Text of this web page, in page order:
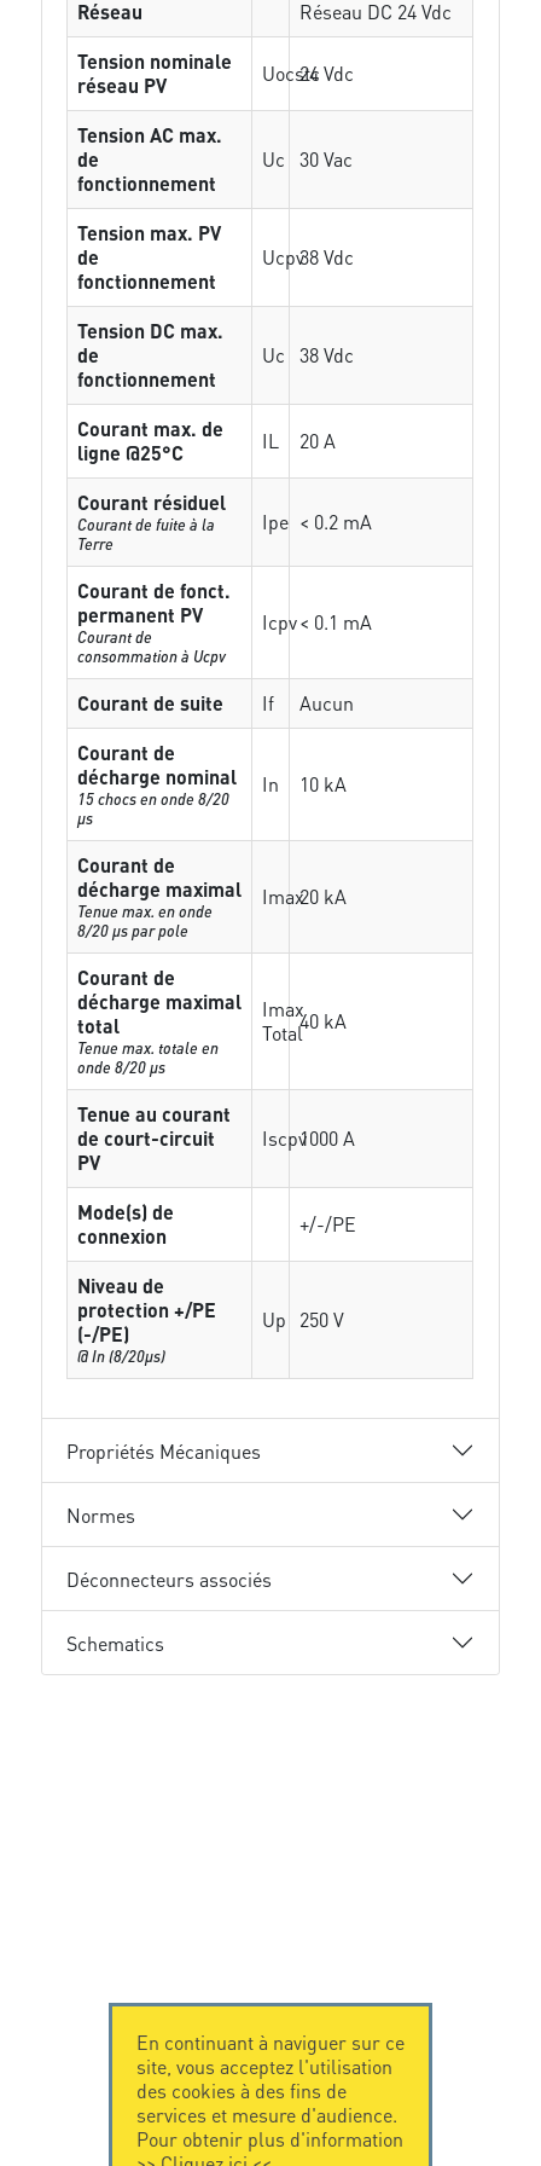
Réseau
Réseau DC 24 Vdc
Tension nominale
réseau PV
Uocstc24 Vdc
Tension AC max.
de
fonctionnement
Uc 30 Vac
Tension max. PV
de
fonctionnement
Ucpv38 Vdc
Tension DC max.
de
fonctionnement
Uc 38 Vdc
Courant max. de
ligne @25°C
IL 20 A
Courant résiduel
Courant de fuite à la
Terre
Ipe < 0.2 mA
Courant de fonct.
permanent PV
Courant de
consommation à Ucpv
Icpv< 0.1 mA
Courant de suite If
Aucun
Courant de
décharge nominal
15 chocs en onde 8/20
µs
In 10 kA
Courant de
décharge maximal
Tenue max. en onde
8/20 µs par pole
Imax20 kA
Courant de
décharge maximal
total
Tenue max. totale en
onde 8/20 µs
Imax
Total40 kA
Tenue au courant
de court-circuit
PV
Iscpv1000 A
Mode(s) de
connexion
+/-/PE
Niveau de
protection +/PE
(-/PE)
@ In (8/20µs)
Up 250 V
Propriétés Mécaniques
Normes
Déconnecteurs associés
Schematics
En continuant à naviguer sur ce
site, vous acceptez l'utilisation
des cookies à des fins de
services et mesure d'audience.
Pour obtenir plus d'information